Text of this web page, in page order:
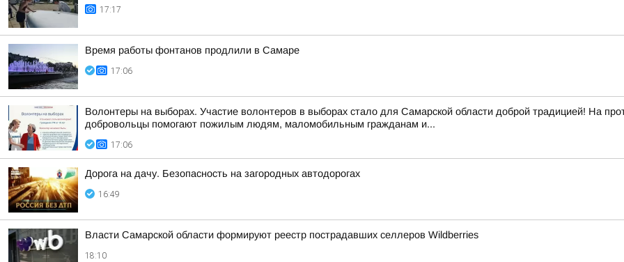
17:17
Время работы фонтанов продлили в Самаре
17:06
Волонтеры на выборах. Участие волонтеров в выборах стало для Самарской области доброй традицией! На
добровольцы помогают пожилым людям, маломобильным гражданам и...
17:06
Дорога на дачу. Безопасность на загородных автодорогах
16:49
Власти Самарской области формируют реестр пострадавших селлеров Wildberries
18:10